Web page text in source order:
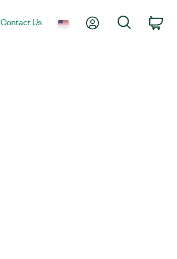
Contact Us My AccountSearch